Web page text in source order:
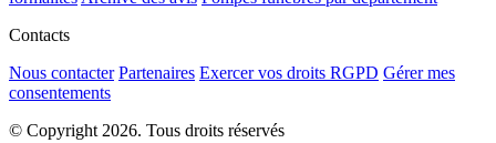
Contacts
Nous contacter Partenaires Exercer vos droits RGPD Gérer mes
consentements
© Copyright 2026. Tous droits réservés